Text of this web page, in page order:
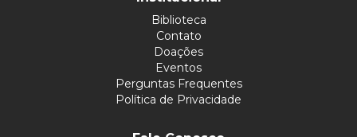
Biblioteca
Contato
Doações
Eventos
Perguntas Frequentes
Política de Privacidade